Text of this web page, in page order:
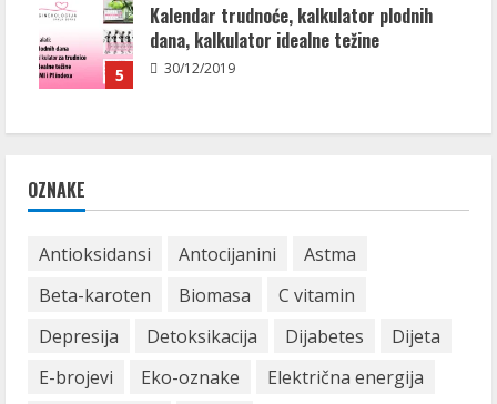
5
Kalendar trudnoće, kalkulator plodnih
dana, kalkulator idealne težine
30/12/2019
OZNAKE
Antioksidansi Antocijanini
Astma
Beta-karoten
Biomasa
C vitamin
Depresija
Detoksikacija Dijabetes
Dijeta
E-brojevi
Eko-oznake
Električna energija